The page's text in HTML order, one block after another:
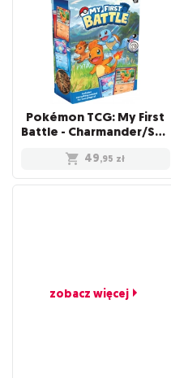
Pokémon TCG: My First
Battle - Charmander/Squirtle
49,95 zł
zobacz więcej